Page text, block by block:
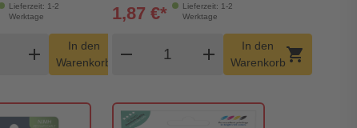
Lieferzeit: 1-2
Werktage
Warenkorb Menge
add
In den
Warenkorb
shopping_cart
Lieferzeit: 1-2
Werktage
1,87 €*
remove
Produkt Warenkorb Menge
add
In den
Warenkorbshopping_cart